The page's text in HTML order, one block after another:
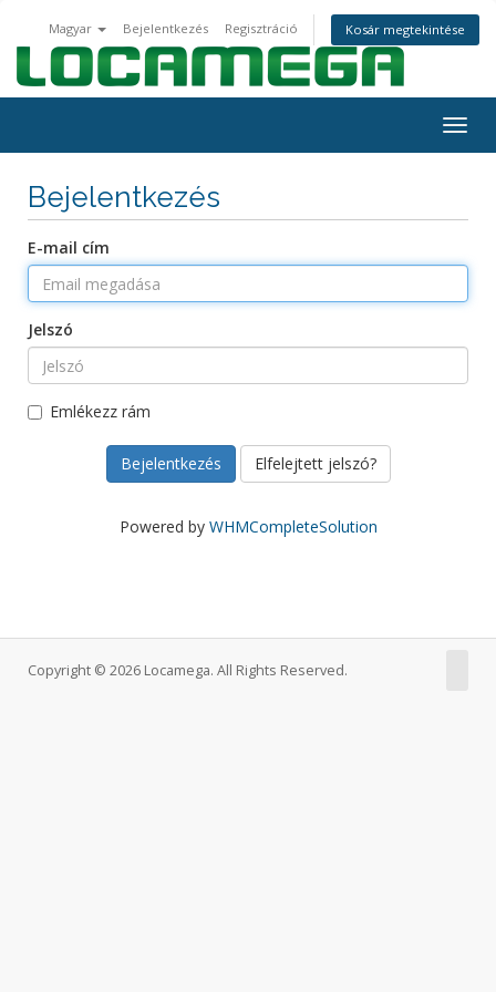
Magyar Bejelentkezés Regisztráció Kosár megtekintése
Bejelentkezés
E-mail cím
Jelszó
Emlékezz rám
Elfelejtett jelszó?
Powered by WHMCompleteSolution
Copyright © 2026 Locamega. All Rights Reserved.